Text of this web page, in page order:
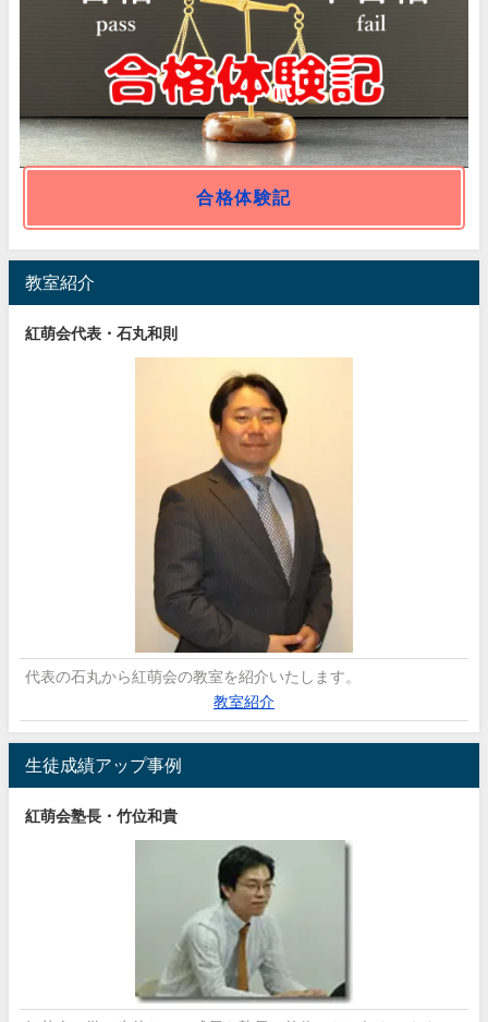
合格体験記
教室紹介
紅萌会代表・石丸和則
代表の石丸から紅萌会の教室を紹介いたします。
教室紹介
生徒成績アップ事例
紅萌会塾長・竹位和貴